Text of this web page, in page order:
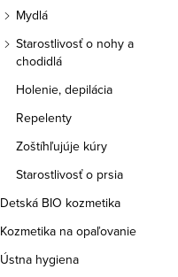
Mydlá
Starostlivosť o nohy a
chodidlá
Holenie, depilácia
Repelenty
Zoštíhľujúje kúry
Starostlivosť o prsia
Detská BIO kozmetika
Kozmetika na opaľovanie
Ústna hygiena